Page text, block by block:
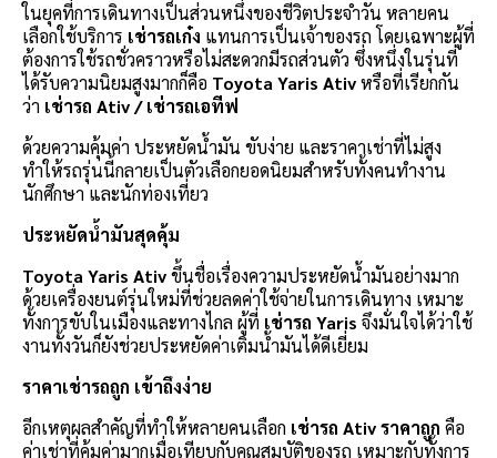
ในยุคที่การเดินทางเป็นส่วนหนึ่งของชีวิตประจำวัน หลายคน
เลือกใช้บริการ เช่ารถเก๋ง แทนการเป็นเจ้าของรถ โดยเฉพาะผู้ที่
ต้องการใช้รถชั่วคราวหรือไม่สะดวกมีรถส่วนตัว ซึ่งหนึ่งในรุ่นที่
ได้รับความนิยมสูงมากก็คือ Toyota Yaris Ativหรือที่เรียกกัน
ว่า เช่ารถ Ativ / เช่ารถเอทีฟ
ด้วยความคุ้มค่า ประหยัดน้ำมัน ขับง่าย และราคาเช่าที่ไม่สูง
ทำให้รถรุ่นนี้กลายเป็นตัวเลือกยอดนิยมสำหรับทั้งคนทำงาน
นักศึกษา และนักท่องเที่ยว
ประหยัดน้ำมันสุดคุ้ม
Toyota Yaris Ativขึ้นชื่อเรื่องความประหยัดน้ำมันอย่างมาก
ด้วยเครื่องยนต์รุ่นใหม่ที่ช่วยลดค่าใช้จ่ายในการเดินทาง เหมาะ
ทั้งการขับในเมืองและทางไกล ผู้ที่ เช่ารถ Yaris จึงมั่นใจได้ว่าใช้
งานทั้งวันก็ยังช่วยประหยัดค่าเติมน้ำมันได้ดีเยี่ยม
ราคาเช่ารถถูก เข้าถึงง่าย
อีกเหตุผลสำคัญที่ทำให้หลายคนเลือก เช่ารถ Ativ ราคาถูก คือ
ค่าเช่าที่คุ้มค่ามากเมื่อเทียบกับคุณสมบัติของรถ เหมาะกับทั้งการ